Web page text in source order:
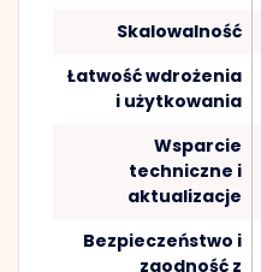
Skalowalność
Łatwość wdrożenia
i użytkowania
Wsparcie
techniczne i
aktualizacje
Bezpieczeństwo i
zgodność z